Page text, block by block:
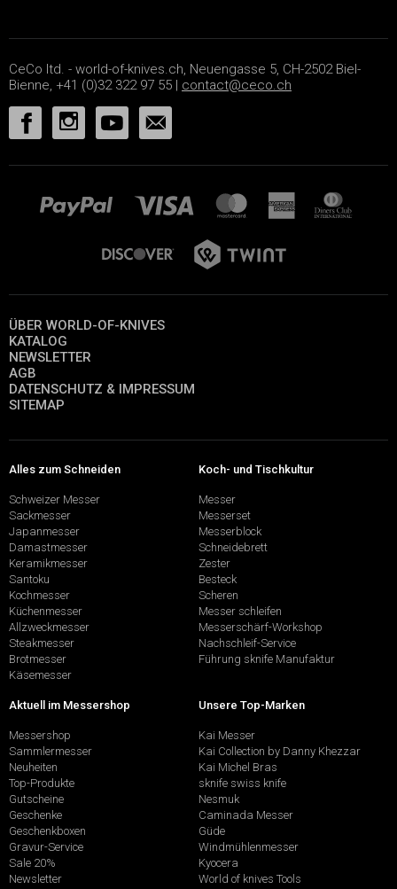
CeCo ltd. - world-of-knives.ch, Neuengasse 5, CH-2502 Biel-
Bienne, +41 (0)32 322 97 55 | contact@ceco.ch
ÜBER WORLD-OF-KNIVES
KATALOG
NEWSLETTER
AGB
DATENSCHUTZ & IMPRESSUM
SITEMAP
Alles zum Schneiden
Schweizer Messer
Sackmesser
Japanmesser
Damastmesser
Keramikmesser
Santoku
Kochmesser
Küchenmesser
Allzweckmesser
Steakmesser
Brotmesser
Käsemesser
Koch- und Tischkultur
Messer
Messerset
Messerblock
Schneidebrett
Zester
Besteck
Scheren
Messer schleifen
Messerschärf-Workshop
Nachschleif-Service
Führung sknife Manufaktur
Aktuell im Messershop
Messershop
Sammlermesser
Neuheiten
Top-Produkte
Gutscheine
Geschenke
Geschenkboxen
Gravur-Service
Sale 20%
Newsletter
Unsere Top-Marken
Kai Messer
Kai Collection by Danny Khezzar
Kai Michel Bras
sknife swiss knife
Nesmuk
Caminada Messer
Güde
Windmühlenmesser
Kyocera
World of knives Tools